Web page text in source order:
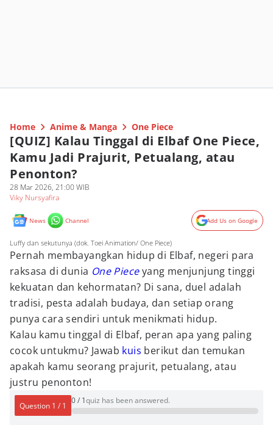
Home Anime & Manga One Piece
[QUIZ] Kalau Tinggal di Elbaf One Piece,
Kamu Jadi Prajurit, Petualang, atau
Penonton?
28 Mar 2026, 21:00 WIB
Viky Nursyafira
News Channel Add Us on Google
Luffy dan sekutunya (dok. Toei Animation/ One Piece)
Pernah membayangkan hidup di Elbaf, negeri para
raksasa di dunia One Pieceyang menjunjung tinggi
kekuatan dan kehormatan? Di sana, duel adalah
tradisi, pesta adalah budaya, dan setiap orang
punya cara sendiri untuk menikmati hidup.
Kalau kamu tinggal di Elbaf, peran apa yang paling
cocok untukmu? Jawab kuis berikut dan temukan
apakah kamu seorang prajurit, petualang, atau
justru penonton!
Question 1 / 1
0/ 1quiz has been answered.